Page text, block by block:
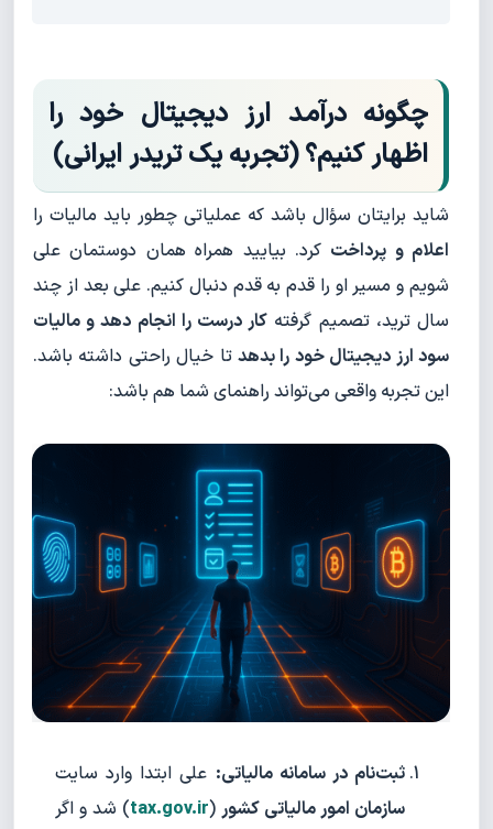
چگونه درآمد ارز دیجیتال خود را
اظهار کنیم؟ (تجربه یک تریدر ایرانی)
شاید برایتان سؤال باشد که عملیاتی چطور باید مالیات را
اعلام و پرداخت کرد. بیایید همراه همان دوستمان علی
شویم و مسیر او را قدم به قدم دنبال کنیم. علی بعد از چند
سال ترید، تصمیم گرفته کار درست را انجام دهد و مالیات
سود ارز دیجیتال خود را بدهد تا خیال راحتی داشته باشد.
این تجربه واقعی می‌تواند راهنمای شما هم باشد:
ثبت‌نام در سامانه مالیاتی: علی ابتدا وارد سایت
سازمان امور مالیاتی کشور (
tax.gov.ir) شد و اگر